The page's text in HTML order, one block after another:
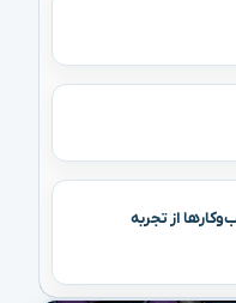
از تجربه